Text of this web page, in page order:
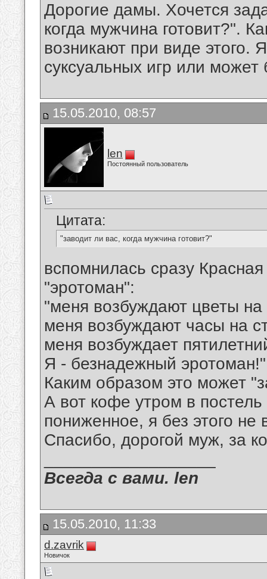
Дорогие дамы. Хочется
когда мужчина готовит?".
возникают при виде этого.
суксуальных игр или
15.05.2010, 08:57
len
Постоянный пользователь
Цитата:
"заводит ли вас, когда мужчина готовит?"
вспомнилась сразу
"эротоман":
"меня возбуждают цветы на
меня возбуждают часы на
меня возбуждает
Я - безнадежный эротоман!"
Каким образом это может
А вот кофе утром в
пониженное, я без этого не
Спасибо, дорогой муж, за
Всегда с вами. len
15.05.2010, 11:33
d.zavrik
Новичок